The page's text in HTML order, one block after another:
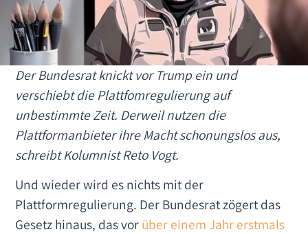
Der Bundesrat knickt vor Trump ein und
verschiebt die Plattfomregulierung auf
unbestimmte Zeit. Derweil nutzen die
Plattformanbieter ihre Macht schonungslos aus,
schreibt Kolumnist Reto Vogt.
Und wieder wird es nichts mit der
Plattformregulierung. Der Bundesrat zögert das
Gesetz hinaus, das vorüber einem Jahr erstmals